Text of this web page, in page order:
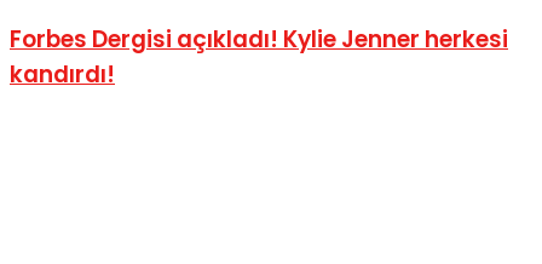
Forbes Dergisi açıkladı! Kylie Jenner herkesi
kandırdı!